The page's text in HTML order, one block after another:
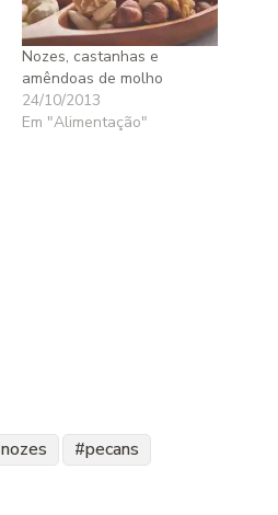
Nozes, castanhas e
amêndoas de molho
24/10/2013
Em "Alimentação"
nozes pecans